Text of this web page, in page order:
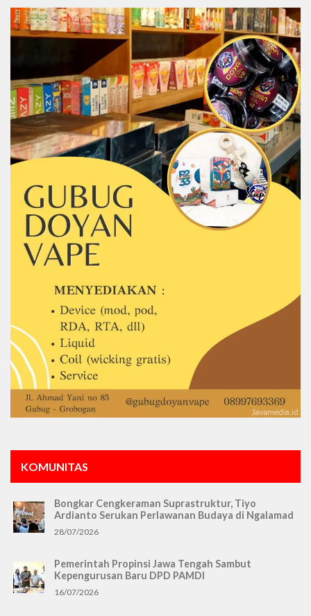
KOMUNITAS
Bongkar Cengkeraman Suprastruktur, Tiyo
Ardianto Serukan Perlawanan Budaya di Ngalamad
28/07/2026
Pemerintah Propinsi Jawa Tengah Sambut
Kepengurusan Baru DPD PAMDI
16/07/2026